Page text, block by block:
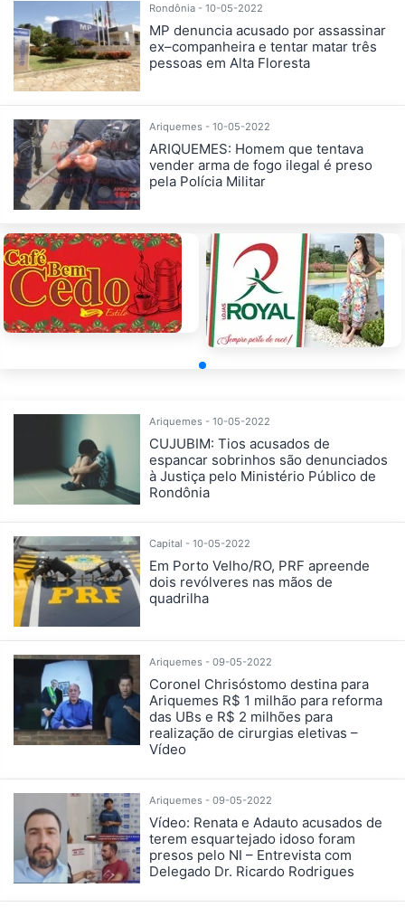
Rondônia - 10-05-2022
MP denuncia acusado por assassinar
ex–companheira e tentar matar três
pessoas em Alta Floresta
Ariquemes - 10-05-2022
ARIQUEMES: Homem que tentava
vender arma de fogo ilegal é preso
pela Polícia Militar
Ariquemes - 10-05-2022
CUJUBIM: Tios acusados de
espancar sobrinhos são denunciados
à Justiça pelo Ministério Público de
Rondônia
Capital - 10-05-2022
Em Porto Velho/RO, PRF apreende
dois revólveres nas mãos de
quadrilha
Ariquemes - 09-05-2022
Coronel Chrisóstomo destina para
Ariquemes R$ 1 milhão para reforma
das UBs e R$ 2 milhões para
realização de cirurgias eletivas –
Vídeo
Ariquemes - 09-05-2022
Vídeo: Renata e Adauto acusados de
terem esquartejado idoso foram
presos pelo NI – Entrevista com
Delegado Dr. Ricardo Rodrigues